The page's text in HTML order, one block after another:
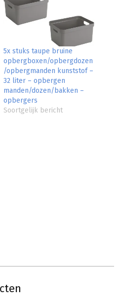
5x stuks taupe bruine
opbergboxen/opbergdozen
/opbergmanden kunststof –
32 liter – opbergen
manden/dozen/bakken –
opbergers
Soortgelijk bericht